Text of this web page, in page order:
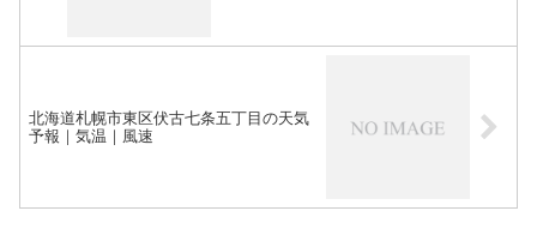
北海道札幌市東区伏古七条五丁目の天気
予報｜気温｜風速